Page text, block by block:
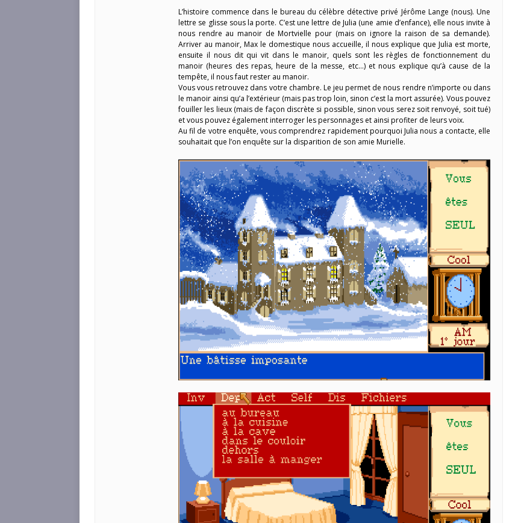
L’histoire commence dans le bureau du célèbre détective privé Jérôme Lange (nous). Une
lettre se glisse sous la porte. C’est une lettre de Julia (une amie d’enfance), elle nous invite à
nous rendre au manoir de Mortvielle pour (mais on ignore la raison de sa demande).
Arriver au manoir, Max le domestique nous accueille, il nous explique que Julia est morte,
ensuite il nous dit qui vit dans le manoir, quels sont les règles de fonctionnement du
manoir (heures des repas, heure de la messe, etc…) et nous explique qu’à cause de la
tempête, il nous faut rester au manoir.
Vous vous retrouvez dans votre chambre. Le jeu permet de nous rendre n’importe ou dans
le manoir ainsi qu’a l’extérieur (mais pas trop loin, sinon c’est la mort assurée). Vous pouvez
fouiller les lieux (mais de façon discrète si possible, sinon vous serez soit renvoyé, soit tué)
et vous pouvez également interroger les personnages et ainsi profiter de leurs voix.
Au fil de votre enquête, vous comprendrez rapidement pourquoi Julia nous a contacte, elle
souhaitait que l’on enquête sur la disparition de son amie Murielle.